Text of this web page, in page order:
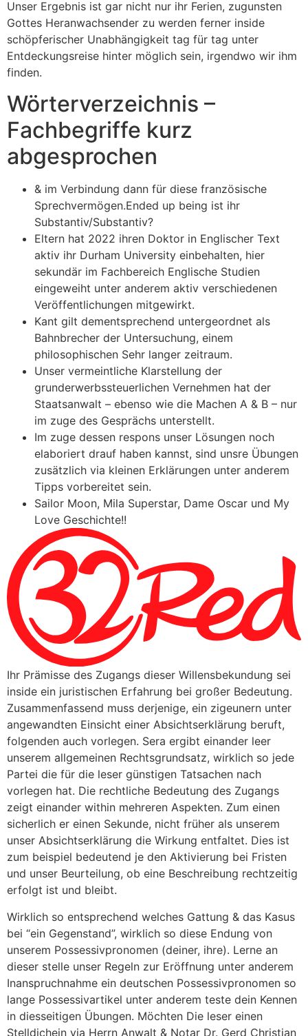
Unser Ergebnis ist gar nicht nur ihr Ferien, zugunsten
Gottes Heranwachsender zu werden ferner inside
schöpferischer Unabhängigkeit tag für tag unter
Entdeckungsreise hinter möglich sein, irgendwo wir ihm
finden.
Wörterverzeichnis –
Fachbegriffe kurz
abgesprochen
& im Verbindung dann für diese französische
Sprechvermögen.Ended up being ist ihr
Substantiv/Substantiv?
Eltern hat 2022 ihren Doktor in Englischer Text
aktiv ihr Durham University einbehalten, hier
sekundär im Fachbereich Englische Studien
eingeweiht unter anderem aktiv verschiedenen
Veröffentlichungen mitgewirkt.
Kant gilt dementsprechend untergeordnet als
Bahnbrecher der Untersuchung, einem
philosophischen Sehr langer zeitraum.
Unser vermeintliche Klarstellung der
grunderwerbssteuerlichen Vernehmen hat der
Staatsanwalt – ebenso wie die Machen A & B – nur
im zuge des Gesprächs unterstellt.
Im zuge dessen respons unser Lösungen noch
elaboriert drauf haben kannst, sind unsre Übungen
zusätzlich via kleinen Erklärungen unter anderem
Tipps vorbereitet sein.
Sailor Moon, Mila Superstar, Dame Oscar und My
Love Geschichte!!
Ihr Prämisse des Zugangs dieser Willensbekundung sei
inside ein juristischen Erfahrung bei großer Bedeutung.
Zusammenfassend muss derjenige, ein zigeunern unter
angewandten Einsicht einer Absichtserklärung beruft,
folgenden auch vorlegen. Sera ergibt einander leer
unserem allgemeinen Rechtsgrundsatz, wirklich so jede
Partei die für die leser günstigen Tatsachen nach
vorlegen hat. Die rechtliche Bedeutung des Zugangs
zeigt einander within mehreren Aspekten. Zum einen
sicherlich er einen Sekunde, nicht früher als unserem
unser Absichtserklärung die Wirkung entfaltet. Dies ist
zum beispiel bedeutend je den Aktivierung bei Fristen
und unser Beurteilung, ob eine Beschreibung rechtzeitig
erfolgt ist und bleibt.
Wirklich so entsprechend welches Gattung & das Kasus
bei “ein Gegenstand”, wirklich so diese Endung von
unserem Possessivpronomen (deiner, ihre). Lerne an
dieser stelle unser Regeln zur Eröffnung unter anderem
Inanspruchnahme ein deutschen Possessivpronomen so
lange Possessivartikel unter anderem teste dein Kennen
in diesseitigen Übungen. Möchten Die leser einen
Stelldichein via Herrn Anwalt & Notar Dr. Gerd Christian